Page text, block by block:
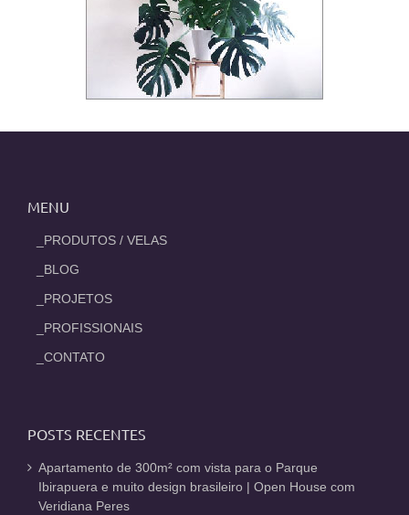
MENU
_PRODUTOS / VELAS
_BLOG
_PROJETOS
_PROFISSIONAIS
_CONTATO
POSTS RECENTES
Apartamento de 300m² com vista para o Parque
Ibirapuera e muito design brasileiro | Open House com
Veridiana Peres